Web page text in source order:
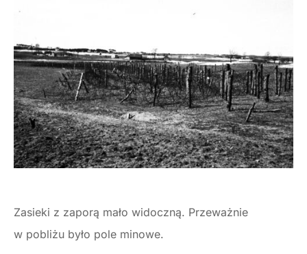
Zasieki z zaporą mało widoczną. Przeważnie
w pobliżu było pole minowe.